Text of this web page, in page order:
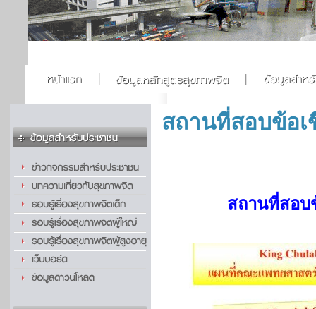
สถานที่สอบข้อเ
สถานที่สอบ